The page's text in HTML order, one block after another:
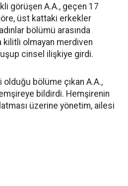
görüşen A.A., geçen 17
üst kattaki erkekler
bölümü arasında
kilitli olmayan merdiven
cinsel ilişkiye girdi.
olduğu bölüme çıkan A.A.,
bildirdi. Hemşirenin
üzerine yönetim, ailesi